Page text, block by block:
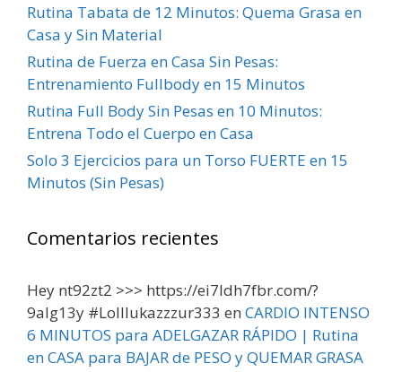
Rutina Tabata de 12 Minutos: Quema Grasa en
Casa y Sin Material
Rutina de Fuerza en Casa Sin Pesas:
Entrenamiento Fullbody en 15 Minutos
Rutina Full Body Sin Pesas en 10 Minutos:
Entrena Todo el Cuerpo en Casa
Solo 3 Ejercicios para un Torso FUERTE en 15
Minutos (Sin Pesas)
Comentarios recientes
Hey nt92zt2 >>> https://ei7ldh7fbr.com/?
9alg13y #Lolllukazzzur333 en CARDIO INTENSO
6 MINUTOS para ADELGAZAR RÁPIDO | Rutina
en CASA para BAJAR de PESO y QUEMAR GRASA